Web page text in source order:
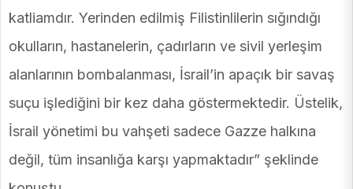
katliamdır. Yerinden edilmiş Filistinlilerin sığındığı
okulların, hastanelerin, çadırların ve sivil yerleşim
alanlarının bombalanması, İsrail’in apaçık bir savaş
suçu işlediğini bir kez daha göstermektedir. Üstelik,
İsrail yönetimi bu vahşeti sadece Gazze halkına
değil, tüm insanlığa karşı yapmaktadır” şeklinde